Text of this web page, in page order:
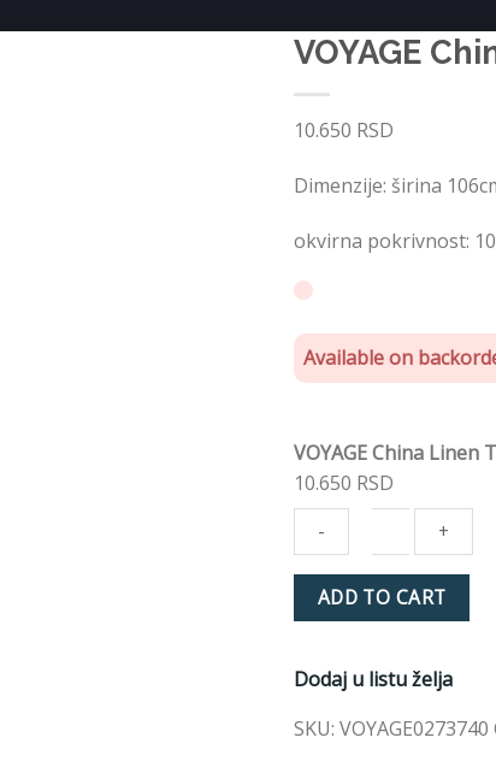
VOYAGE
10.650 RSD
Dimenzije: širina
okvirna pokrivnost:
Available on
VOYAGE China Linen
10.650 RSD
VOYAGE
Tapeta
cream
quantity
ADD TO CART
Dodaj u listu želja
SKU: VOYAGE0273740